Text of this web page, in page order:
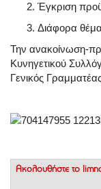
Έγκριση
Διάφορα
Την ανακοίνωση-
Κυνηγετικού
Γενικός
Ακολουθήστε το